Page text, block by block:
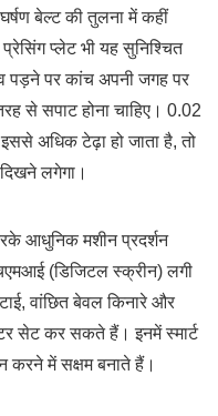
बेल्ट की तुलना में कहीं
प्लेट भी यह सुनिश्चित
पड़ने पर कांच अपनी जगह पर
से सपाट होना चाहिए। 0.02
इससे अधिक टेढ़ा हो जाता है, तो
लगेगा।
आधुनिक मशीन प्रदर्शन
(डिजिटल स्क्रीन) लगी
वांछित बेवल किनारे और
सेट कर सकते हैं। इनमें स्मार्ट
करने में सक्षम बनाते हैं।